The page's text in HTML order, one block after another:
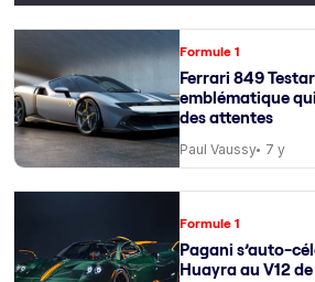
Formule 1
Ferrari 849
emblématique
des attentes
Paul Vaussy 7 y
Formule 1
Pagani s’auto-
Huayra au V12